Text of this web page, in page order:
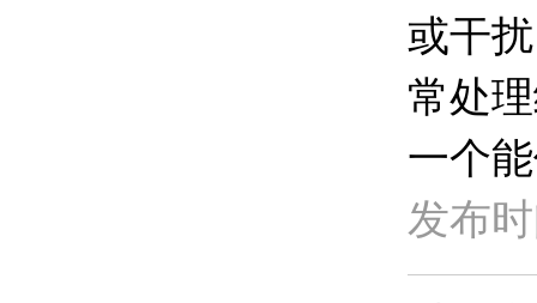
或干
常处
一个
发布